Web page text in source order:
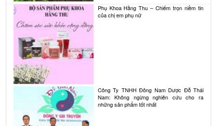
Phụ Khoa Hằng Thu – Chiếm trọn niềm tin
của chị em phụ nữ
Công Ty TNHH Đông Nam Dược Đỗ Thái
Nam: Không ngừng nghiên cứu cho ra
những sản phẩm tốt nhất